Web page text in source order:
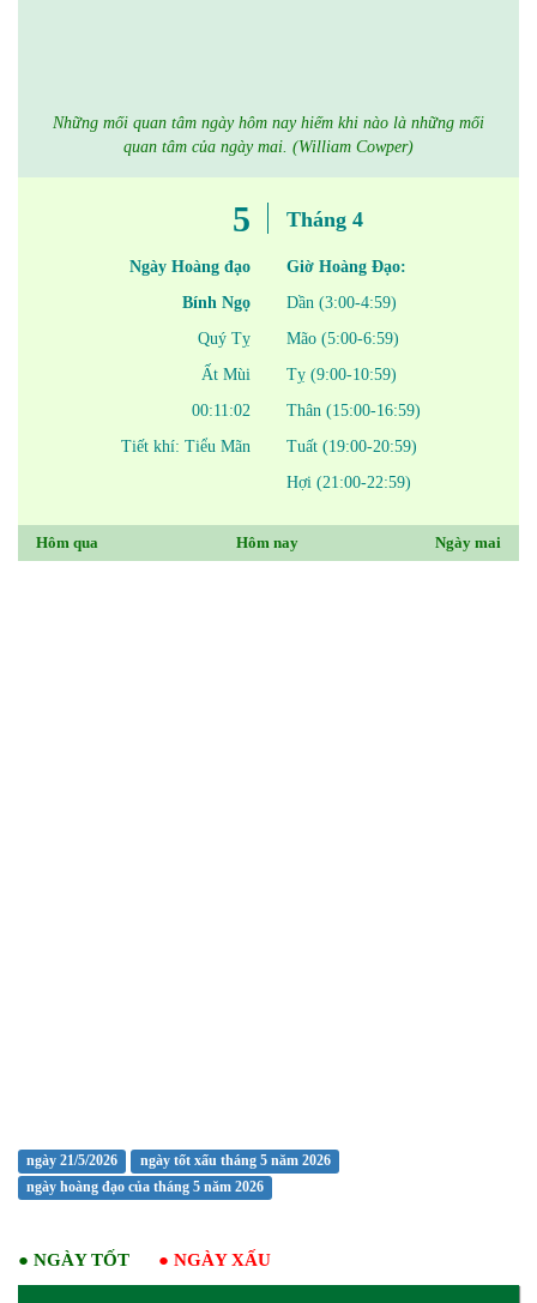
Những mối quan tâm ngày hôm nay hiếm khi nào là những mối
quan tâm của ngày mai. (William Cowper)
5
Ngày Hoàng đạo
Bính Ngọ
Quý Tỵ
Ất Mùi
00:11:02
Tiết khí: Tiểu Mãn
Tháng 4
Giờ Hoàng Đạo:
Dần (3:00-4:59)
Mão (5:00-6:59)
Tỵ (9:00-10:59)
Thân (15:00-16:59)
Tuất (19:00-20:59)
Hợi (21:00-22:59)
Hôm qua Hôm nay Ngày mai
ngày 21/5/2026
ngày tốt xấu tháng 5 năm 2026
ngày hoàng đạo của tháng 5 năm 2026
● NGÀY TỐT ● NGÀY XẤU